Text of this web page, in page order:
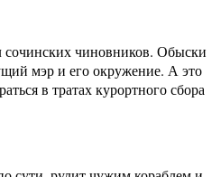
сочинских чиновников. Обыски
мэр и его окружение. А это
в тратах курортного сбора